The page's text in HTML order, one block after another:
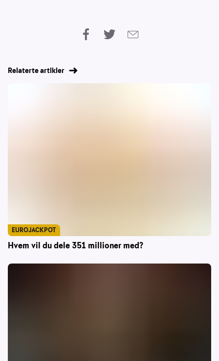
Relaterte artikler
Hvem vil du dele 351 millioner med?
EUROJACKPOT